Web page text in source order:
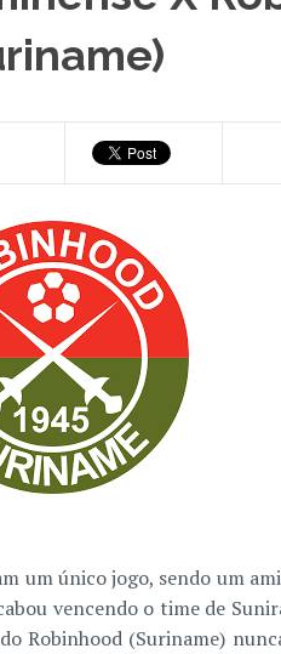
um único jogo, sendo um
vencendo o time de
Robinhood (Suriname)